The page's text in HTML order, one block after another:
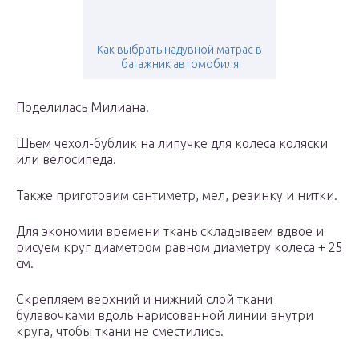
Как выбрать надувной матрас в
багажник автомобиля
Поделилась Милиана.
Шьем чехол-бублик на липучке для колеса коляски
или велосипеда.
Также приготовим сантиметр, мел, резинку и нитки.
Для экономии времени ткань складываем вдвое и
рисуем круг диаметром равном диаметру колеса + 25
см.
Скрепляем верхний и нижний слой ткани
булавочками вдоль нарисованной линии внутри
круга, чтобы ткани не сместились.